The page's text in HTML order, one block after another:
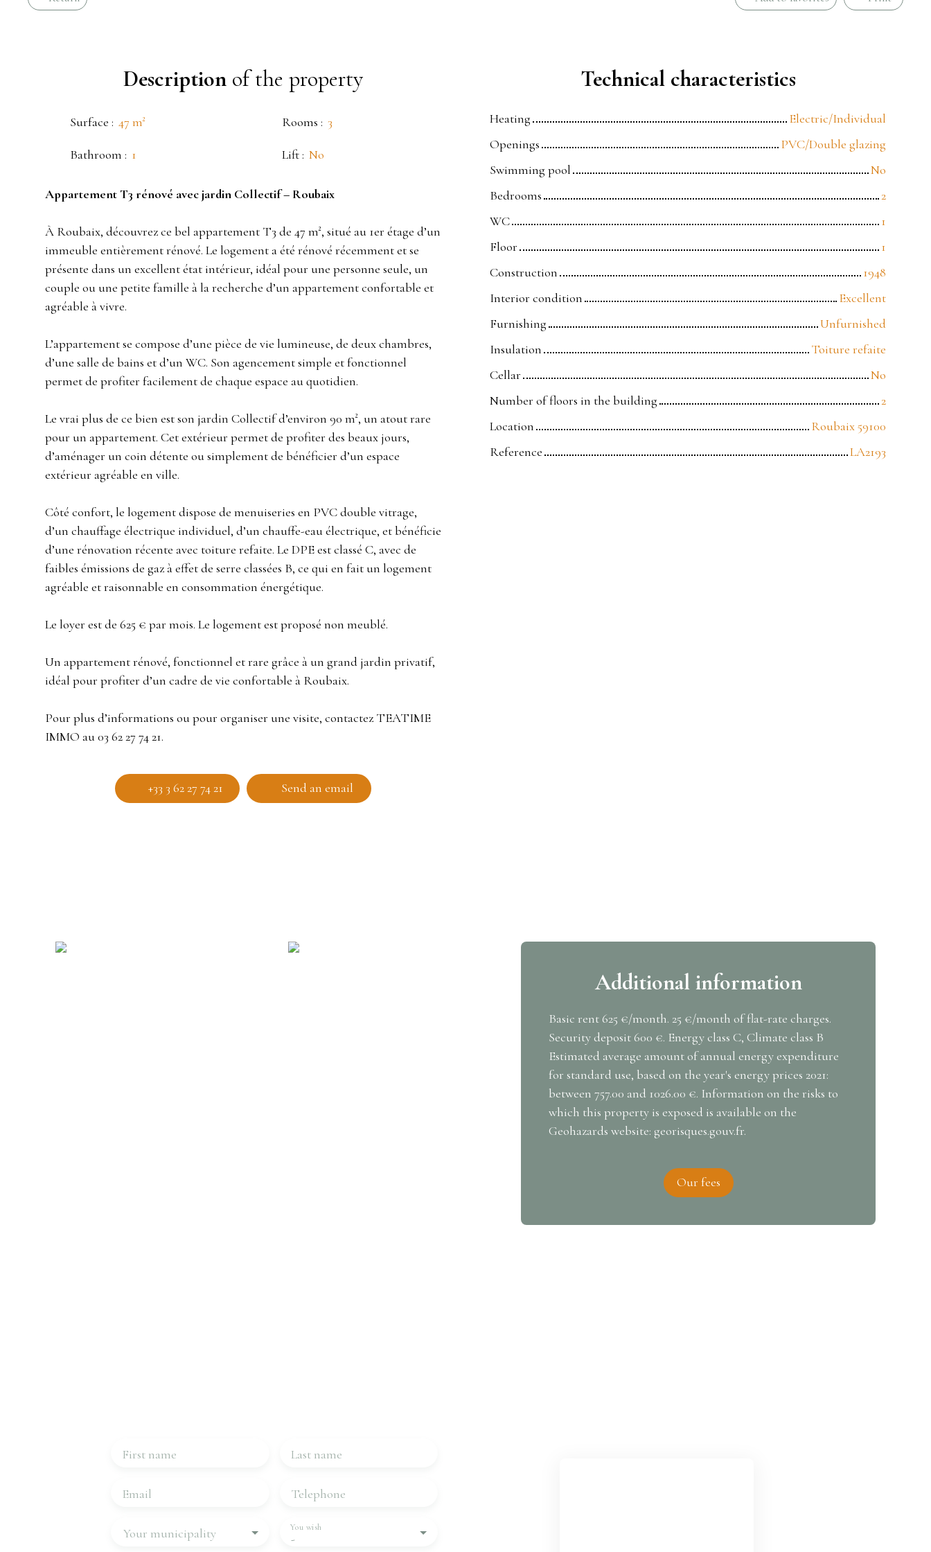
Description of the property
Surface : 47 m² Rooms : 3
Bathroom : 1 Lift: No
Appartement T3 rénové avec jardin Collectif – Roubaix
À Roubaix, découvrez ce bel appartement T3 de 47 m², situé au 1er étage d’un
immeuble entièrement rénové. Le logement a été rénové récemment et se
présente dans un excellent état intérieur, idéal pour une personne seule, un
couple ou une petite famille à la recherche d’un appartement confortable et
agréable à vivre.
L’appartement se compose d’une pièce de vie lumineuse, de deux chambres,
d’une salle de bains et d’un WC. Son agencement simple et fonctionnel
permet de profiter facilement de chaque espace au quotidien.
Le vrai plus de ce bien est son jardin Collectif d’environ 90 m², un atout rare
pour un appartement. Cet extérieur permet de profiter des beaux jours,
d’aménager un coin détente ou simplement de bénéficier d’un espace
extérieur agréable en ville.
Côté confort, le logement dispose de menuiseries en PVC double vitrage,
d’un chauffage électrique individuel, d’un chauffe-eau électrique, et bénéficie
d’une rénovation récente avec toiture refaite. Le DPE est classé C, avec de
faibles émissions de gaz à effet de serre classées B, ce qui en fait un logement
agréable et raisonnable en consommation énergétique.
Le loyer est de 625 € par mois. Le logement est proposé non meublé.
Un appartement rénové, fonctionnel et rare grâce à un grand jardin privatif,
idéal pour profiter d’un cadre de vie confortable à Roubaix.
Pour plus d’informations ou pour organiser une visite, contactez TEATIME
IMMO au 03 62 27 74 21.
+33 3 62 27 74 21 Send an email
Technical characteristics
Heating
Electric/Individual
Openings
PVC/Double glazing
Swimming pool
No
Bedrooms
2
WC
1
Floor
1
Construction
1948
Interior condition
Excellent
Furnishing
Unfurnished
Insulation
Toiture refaite
Cellar
No
Number of floors in the building
2
Location
Roubaix 59100
Reference
LA2193
Additional information
Basic rent 625 €/month. 25 €/month of flat-rate charges.
Security deposit 600 €. Energy class C, Climate class B
Estimated average amount of annual energy expenditure
for standard use, based on the year's energy prices 2021:
between 757.00 and 1026.00 €. Information on the risks to
which this property is exposed is available on the
Geohazards website: georisques.gouv.fr.
Our fees
First name Last name
Email Telephone
Your municipality -
You wish